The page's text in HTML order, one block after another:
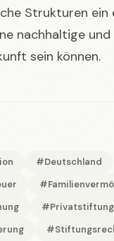
Strukturen ein
nachhaltige
sein können.
#Deutschland
#Privatstiftung